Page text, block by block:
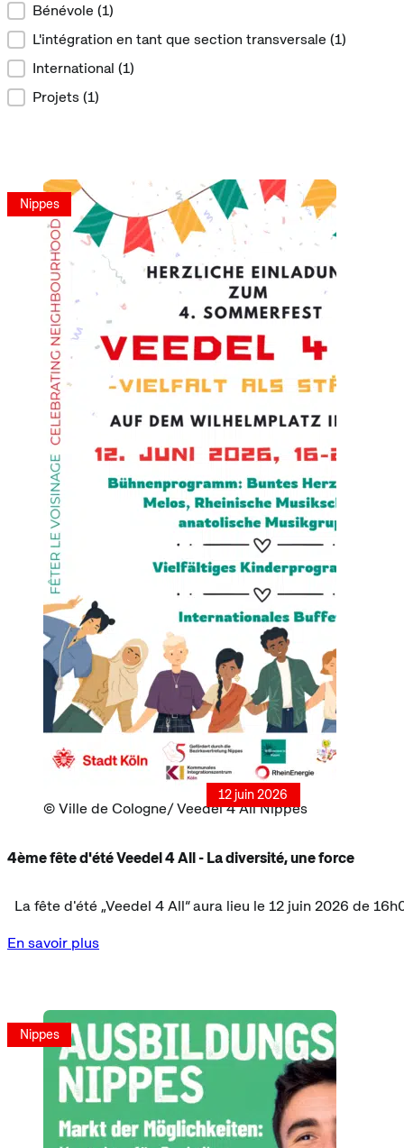
Bénévole (1)
L'intégration en tant que section transversale (1)
International (1)
Projets(1)
4ème fête d'été Veedel 4 All - La diversité, une force
La fête d'été „Veedel 4 All“ aura lieu le 12 juin 2026 de
En savoir plus
Ville de Cologne/ Veedel 4 All Nippes
12 juin 2026
Nippes
Nippes